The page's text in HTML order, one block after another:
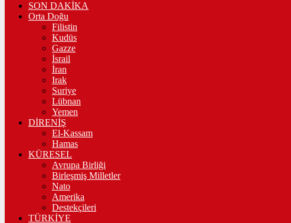
SON DAKİKA
Orta Doğu
Filistin
Kudüs
Gazze
İsrail
İran
Irak
Suriye
Lübnan
Yemen
DİRENİŞ
El-Kassam
Hamas
KÜRESEL
Avrupa Birliği
Birleşmiş Milletler
Nato
Amerika
Destekçileri
TÜRKİYE